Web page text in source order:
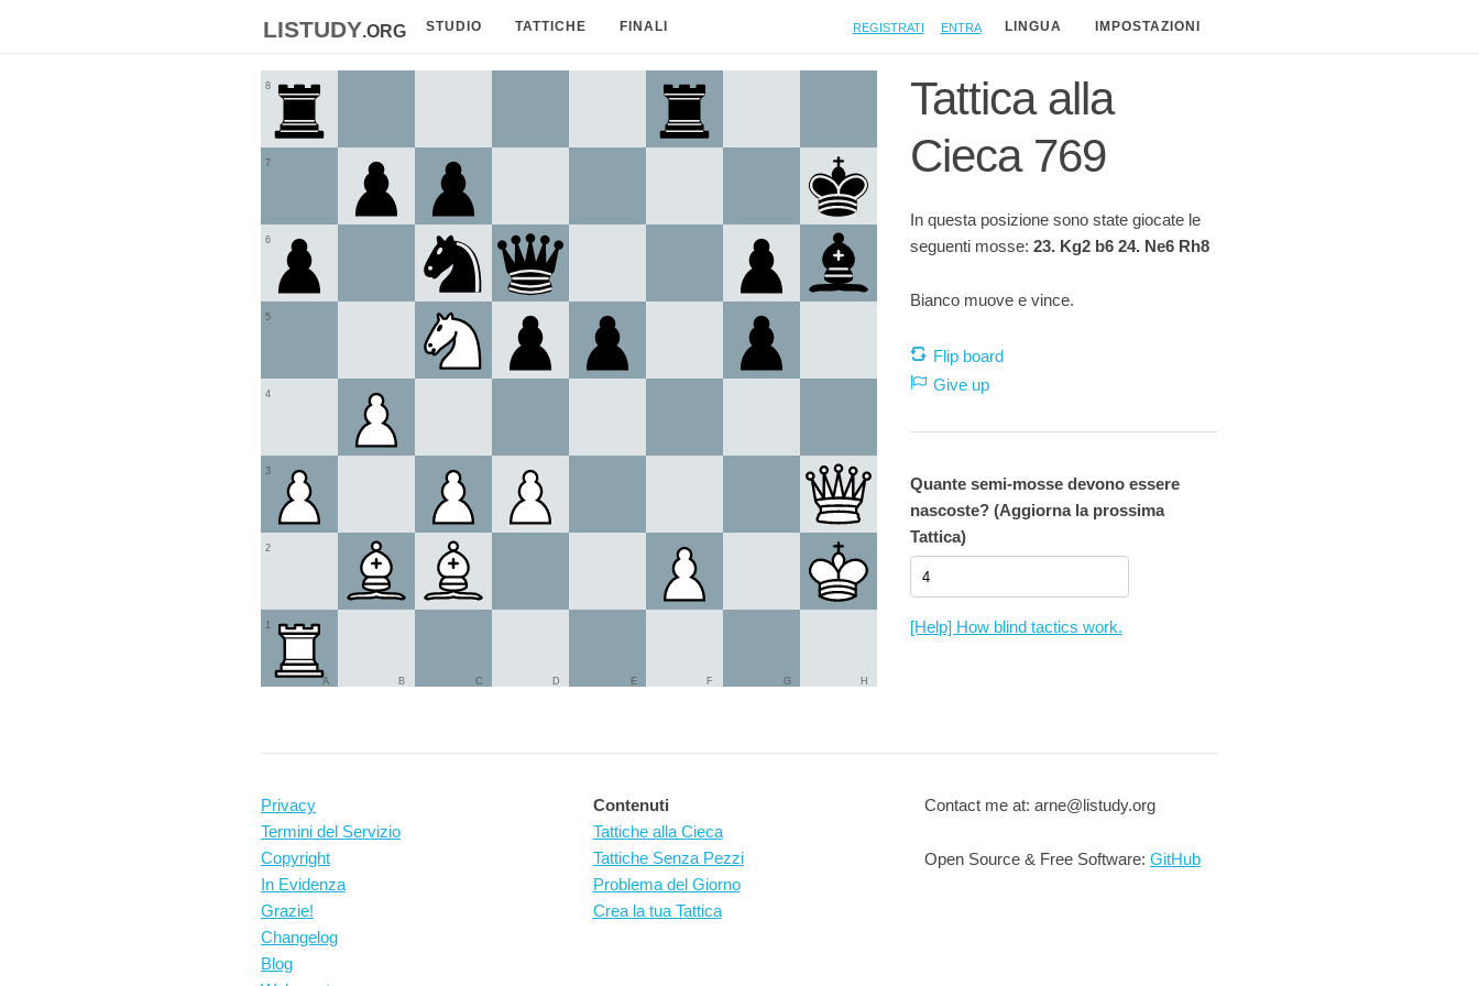
listudy.org STUDIO TATTICHE FINALI Registrati Entra LINGUA IMPOSTAZIONI
1
2
3
4
5
6
7
8
A B C D E F G H
Tattica alla
Cieca 769
In questa posizione sono state giocate le
seguenti mosse: 23. Kg2 b6 24. Ne6 Rh8
Bianco muove e vince.
Flip board
Give up
Quante semi-mosse devono essere
nascoste? (Aggiorna la prossima
Tattica)
[Help] How blind tactics work.
Privacy
Termini del Servizio
Copyright
In Evidenza
Grazie!
Changelog
Blog
Contenuti
Tattiche alla Cieca
Tattiche Senza Pezzi
Problema del Giorno
Crea la tua Tattica
Contact me at: arne@listudy.org
Open Source & Free Software:GitHub